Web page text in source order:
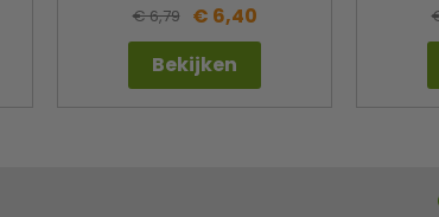
€ 6,79
€ 6,40
Bekijken